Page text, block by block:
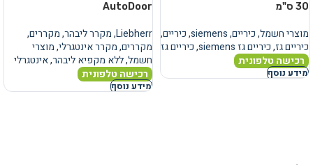
30 ס"מ
מוצרי חשמל,כיריים,
siemens
,כיריים,
כיריים גז,כיריים גז siemens ,כיריים גז
רכישה טלפונית
מידע נוסף
AutoDoor
Liebherr
,מקרר ליבהר,מקררים,
מקררים,מקרר אינטגרלי,מוצרי
חשמל,ללא מקפיא ליבהר,אינטגרלי
רכישה טלפונית
מידע נוסף